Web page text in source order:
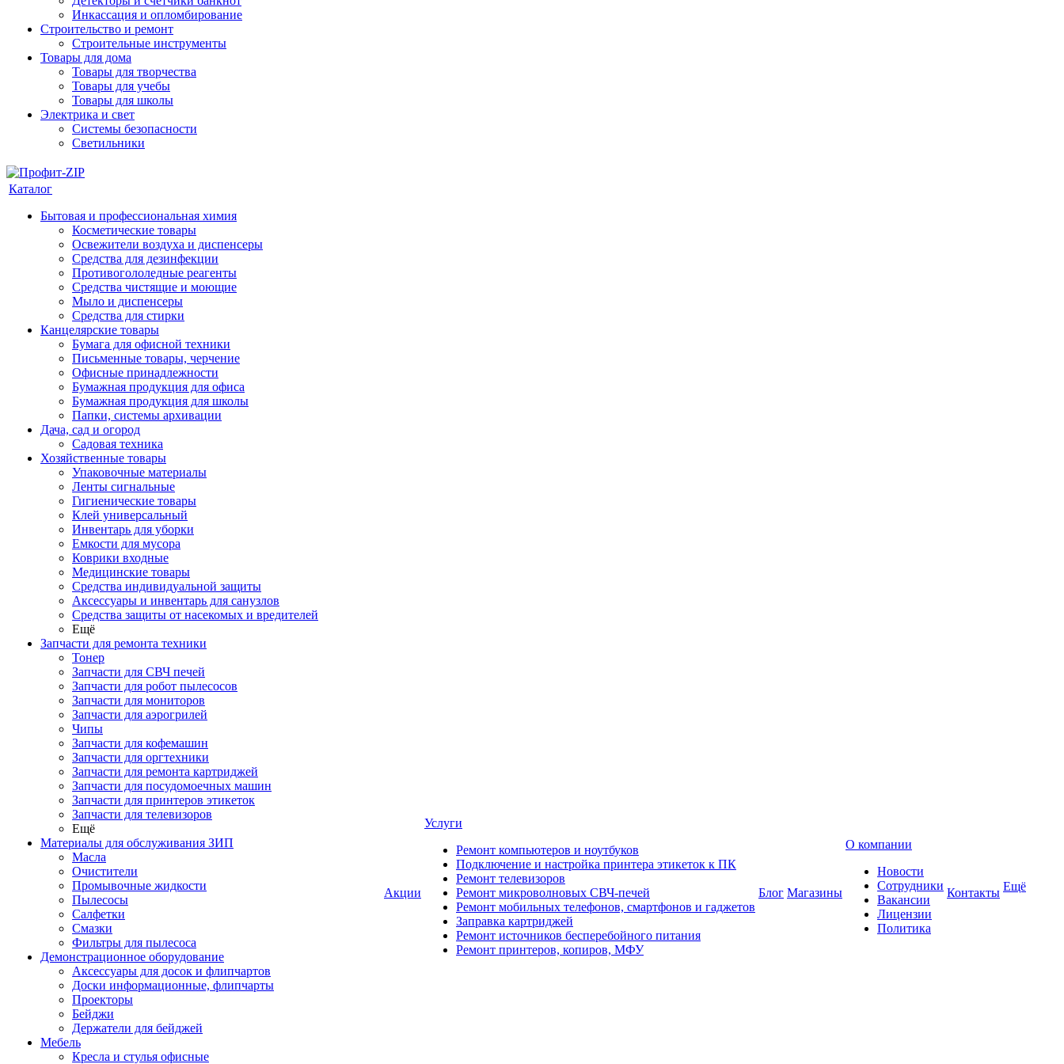
Инкассация и опломбирование
Строительство и ремонт
Строительные инструменты
Товары для дома
Товары для творчества
Товары для учебы
Товары для школы
Электрика и свет
Системы безопасности
Светильники
Каталог
Бытовая и профессиональная химия
Косметические товары
Освежители воздуха и диспенсеры
Средства для дезинфекции
Противогололедные реагенты
Средства чистящие и моющие
Мыло и диспенсеры
Средства для стирки
Канцелярские товары
Бумага для офисной техники
Письменные товары, черчение
Офисные принадлежности
Бумажная продукция для офиса
Бумажная продукция для школы
Папки, системы архивации
Дача, сад и огород
Садовая техника
Хозяйственные товары
Упаковочные материалы
Ленты сигнальные
Гигиенические товары
Клей универсальный
Инвентарь для уборки
Емкости для мусора
Коврики входные
Медицинские товары
Средства индивидуальной защиты
Аксессуары и инвентарь для санузлов
Средства защиты от насекомых и вредителей
Ещё
Запчасти для ремонта техники
Тонер
Запчасти для СВЧ печей
Запчасти для робот пылесосов
Запчасти для мониторов
Запчасти для аэрогрилей
Чипы
Запчасти для кофемашин
Запчасти для оргтехники
Запчасти для ремонта картриджей
Запчасти для посудомоечных машин
Запчасти для принтеров этикеток
Запчасти для телевизоров
Ещё
Материалы для обслуживания ЗИП
Масла
Очистители
Промывочные жидкости
Пылесосы
Салфетки
Смазки
Фильтры для пылесоса
Демонстрационное оборудование
Аксессуары для досок и флипчартов
Доски информационные, флипчарты
Проекторы
Бейджи
Держатели для бейджей
Мебель
Кресла и стулья офисные
Акции
Услуги
Ремонт компьютеров и ноутбуков
Подключение и настройка принтера этикеток к ПК
Ремонт телевизоров
Ремонт микроволновых СВЧ-печей
Ремонт мобильных телефонов, смартфонов и гаджетов
Заправка картриджей
Ремонт источников бесперебойного питания
Ремонт принтеров, копиров, МФУ
Блог Магазины
О компании
Новости
Сотрудники
Вакансии
Лицензии
Политика
Контакты Ещё